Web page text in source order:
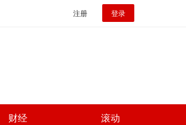
注册 登录
财经 滚动